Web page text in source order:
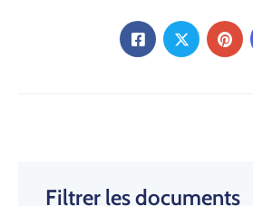
Filtrer les documents